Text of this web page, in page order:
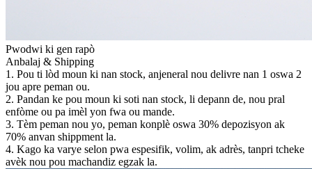
Pwodwi ki gen rapò
Anbalaj & Shipping
1. Pou ti lòd moun ki nan stock, anjeneral nou delivre nan 1 oswa 2
jou apre peman ou.
2. Pandan ke pou moun ki soti nan stock, li depann de, nou pral
enfòme ou pa imèl yon fwa ou mande.
3. Tèm peman nou yo, peman konplè oswa 30% depozisyon ak
70% anvan shippment la.
4. Kago ka varye selon pwa espesifik, volim, ak adrès, tanpri tcheke
avèk nou pou machandiz egzak la.